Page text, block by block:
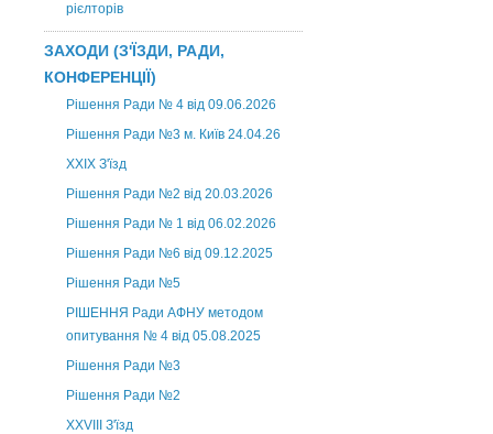
рієлторів
ЗАХОДИ (З'ЇЗДИ, РАДИ,
КОНФЕРЕНЦІЇ)
Рішення Ради № 4 від 09.06.2026
Рішення Ради №3 м. Київ 24.04.26
XXІХ З'їзд
Рішення Ради №2 від 20.03.2026
Рішення Ради № 1 від 06.02.2026
Рішення Ради №6 від 09.12.2025
Рішення Ради №5
РІШЕННЯ Ради АФНУ методом
опитування № 4 від 05.08.2025
Рішення Ради №3
Рішення Ради №2
XXVIII З'їзд